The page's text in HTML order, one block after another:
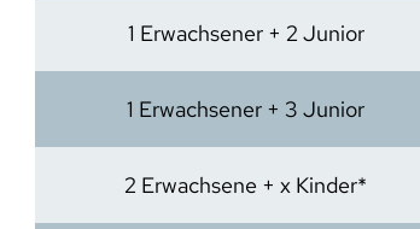
1 Erwachsener + 2 Junior
1 Erwachsener + 3 Junior
2 Erwachsene + x Kinder*